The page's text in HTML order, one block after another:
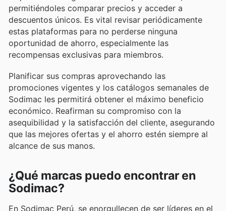
permitiéndoles comparar precios y acceder a
descuentos únicos. Es vital revisar periódicamente
estas plataformas para no perderse ninguna
oportunidad de ahorro, especialmente las
recompensas exclusivas para miembros.
Planificar sus compras aprovechando las
promociones vigentes y los catálogos semanales de
Sodimac les permitirá obtener el máximo beneficio
económico. Reafirman su compromiso con la
asequibilidad y la satisfacción del cliente, asegurando
que las mejores ofertas y el ahorro estén siempre al
alcance de sus manos.
¿Qué marcas puedo encontrar en
Sodimac?
En Sodimac Perú, se enorgullecen de ser líderes en el